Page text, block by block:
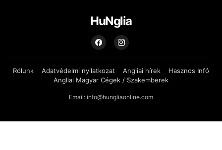
HuNglia
Rólunk Adatvédelmi nyilatkozat Angliai hírek
Hasznos Infó
Angliai Magyar Cégek / Szakemberek
Email: info@hungliaonline.com